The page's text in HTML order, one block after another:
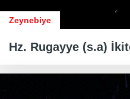
Zeynebiye
Hz. Rugayye (s.a)